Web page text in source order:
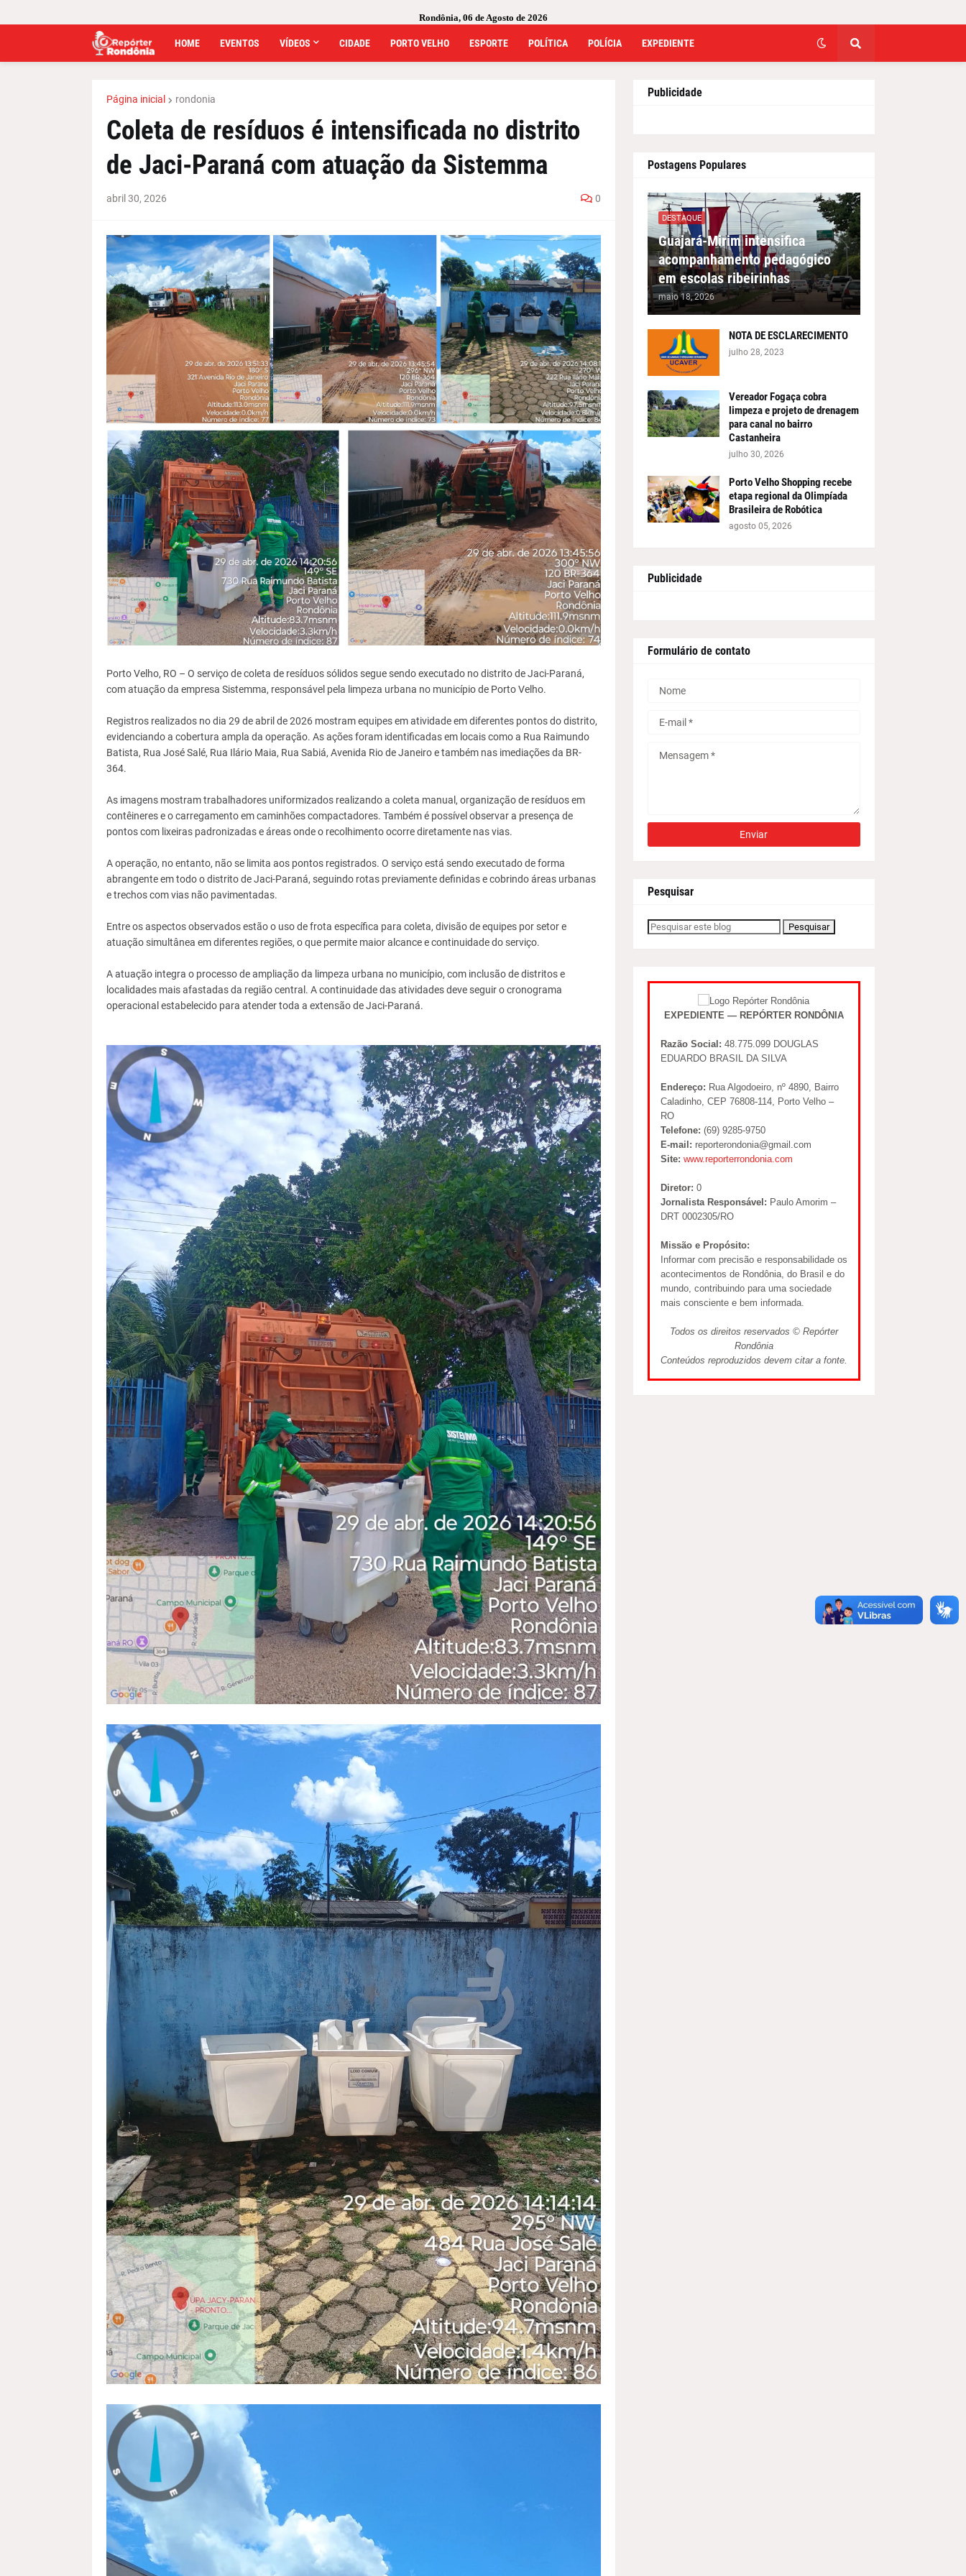
Rondônia, 06 de Agosto de 2026
HOME EVENTOS VÍDEOS CIDADE PORTO VELHO ESPORTE POLÍTICA POLÍCIA EXPEDIENTE
Página inicial rondonia
Coleta de resíduos é intensificada no distrito
de Jaci-Paraná com atuação da Sistemma
abril 30, 2026 0
Porto Velho, RO – O serviço de coleta de resíduos sólidos segue sendo executado no distrito de Jaci-Paraná,
com atuação da empresa Sistemma, responsável pela limpeza urbana no município de Porto Velho.
Registros realizados no dia 29 de abril de 2026 mostram equipes em atividade em diferentes pontos do distrito,
evidenciando a cobertura ampla da operação. As ações foram identificadas em locais como a Rua Raimundo
Batista, Rua José Salé, Rua Ilário Maia, Rua Sabiá, Avenida Rio de Janeiro e também nas imediações da BR-
364.
As imagens mostram trabalhadores uniformizados realizando a coleta manual, organização de resíduos em
contêineres e o carregamento em caminhões compactadores. Também é possível observar a presença de
pontos com lixeiras padronizadas e áreas onde o recolhimento ocorre diretamente nas vias.
A operação, no entanto, não se limita aos pontos registrados. O serviço está sendo executado de forma
abrangente em todo o distrito de Jaci-Paraná, seguindo rotas previamente definidas e cobrindo áreas urbanas
e trechos com vias não pavimentadas.
Entre os aspectos observados estão o uso de frota específica para coleta, divisão de equipes por setor e
atuação simultânea em diferentes regiões, o que permite maior alcance e continuidade do serviço.
A atuação integra o processo de ampliação da limpeza urbana no município, com inclusão de distritos e
localidades mais afastadas da região central. A continuidade das atividades deve seguir o cronograma
operacional estabelecido para atender toda a extensão de Jaci-Paraná.
Publicidade
Postagens Populares
DESTAQUE
Guajará-Mirim intensifica
acompanhamento pedagógico
em escolas ribeirinhas
maio 18, 2026
NOTA DE ESCLARECIMENTO
julho 28, 2023
Vereador Fogaça cobra
limpeza e projeto de drenagem
para canal no bairro
Castanheira
julho 30, 2026
Porto Velho Shopping recebe
etapa regional da Olimpíada
Brasileira de Robótica
agosto 05, 2026
Publicidade
Formulário de contato
Pesquisar
EXPEDIENTE — REPÓRTER RONDÔNIA
Razão Social: 48.775.099 DOUGLAS
EDUARDO BRASIL DA SILVA
Endereço: Rua Algodoeiro, nº 4890, Bairro
Caladinho, CEP 76808-114, Porto Velho –
RO
Telefone: (69) 9285-9750
E-mail: reporterondonia@gmail.com
Site: www.reporterrondonia.com
Diretor: 0
Jornalista Responsável: Paulo Amorim –
DRT 0002305/RO
Missão e Propósito:
Informar com precisão e responsabilidade os
acontecimentos de Rondônia, do Brasil e do
mundo, contribuindo para uma sociedade
mais consciente e bem informada.
Todos os direitos reservados © Repórter
Rondônia
Conteúdos reproduzidos devem citar a fonte.